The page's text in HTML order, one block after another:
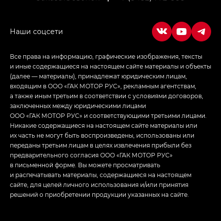
Все права на информацию, графические изображения, тексты
и иные содержащиеся на настоящем сайте материалы и объекты
(далее — материалы), принадлежат юридическим лицам,
входящим в ООО «ГАК МОТОР РУС», рекламным агентствам,
а также иным третьим в соответствии с условиями договоров,
заключенных между юридическими лицами
ООО «ГАК МОТОР РУС» и соответствующими третьими лицами.
Никакие содержащиеся на настоящем сайте материалы или
их часть не могут быть воспроизведены, использованы или
переданы третьим лицам в целях извлечения прибыли без
предварительного согласия ООО «ГАК МОТОР РУС»
в письменной форме. Вы можете просматривать
и распечатывать материалы, содержащиеся на настоящем
сайте, для целей личного использования и/или принятия
решений о приобретении продукции указанных на сайте.